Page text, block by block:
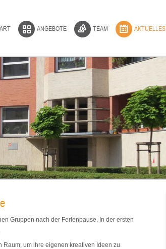
ANGEBOTE TEAM AKTUELLES
Gruppen nach der Ferienpause. In der ersten
um ihre eigenen kreativen Ideen zu